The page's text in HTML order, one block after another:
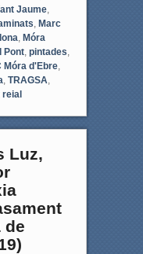
Jaume,
Marc
Móra
Pont, pintades
Móra d'Ebre,
TRAGSA
reial
Luz,
de